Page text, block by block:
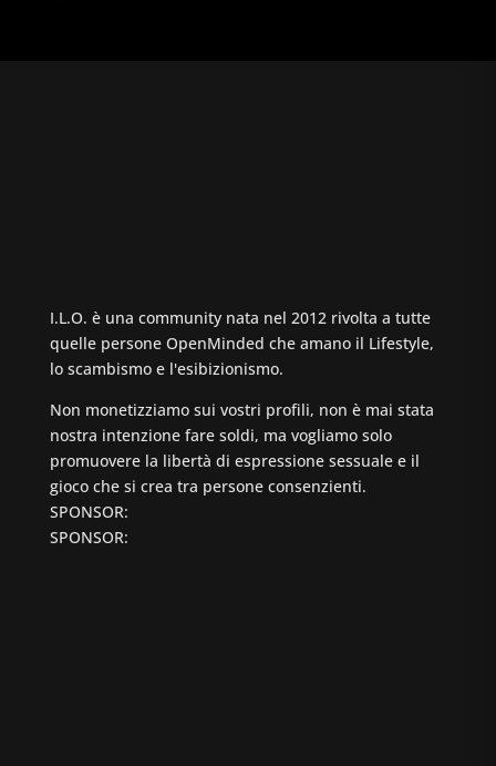
I.L.O. è una community nata nel 2012 rivolta a tutte
quelle persone OpenMinded che amano il Lifestyle,
lo scambismo e l'esibizionismo.
Non monetizziamo sui vostri profili, non è mai stata
nostra intenzione fare soldi, ma vogliamo solo
promuovere la libertà di espressione sessuale e il
gioco che si crea tra persone consenzienti.
SPONSOR:
SPONSOR: